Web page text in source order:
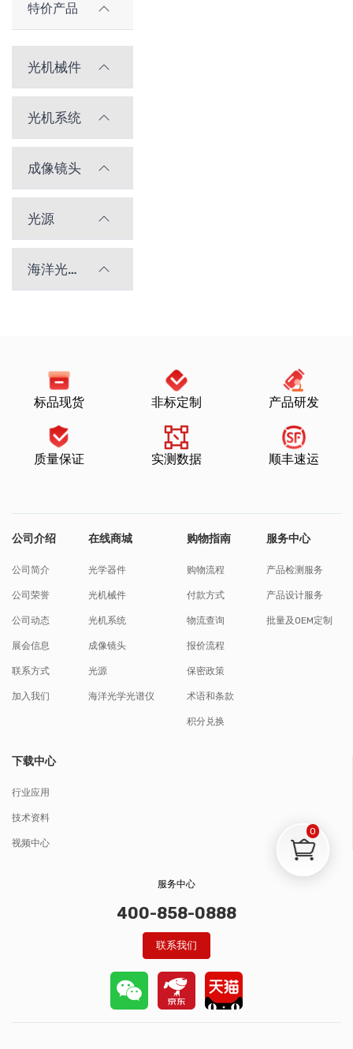
特价产品
光机械件
光机系统
成像镜头
光源
海洋光学光谱仪
标品现货 非标定制 产品研发
质量保证 实测数据 顺丰速运
公司介绍
公司简介
公司荣誉
公司动态
展会信息
联系方式
加入我们
在线商城
光学器件
光机械件
光机系统
成像镜头
光源
海洋光学光谱仪
购物指南
购物流程
付款方式
物流查询
报价流程
保密政策
术语和条款
积分兑换
服务中心
产品检测服务
产品设计服务
批量及OEM定制
下载中心
行业应用
技术资料
视频中心
服务中心
400-858-0888
联系我们
0